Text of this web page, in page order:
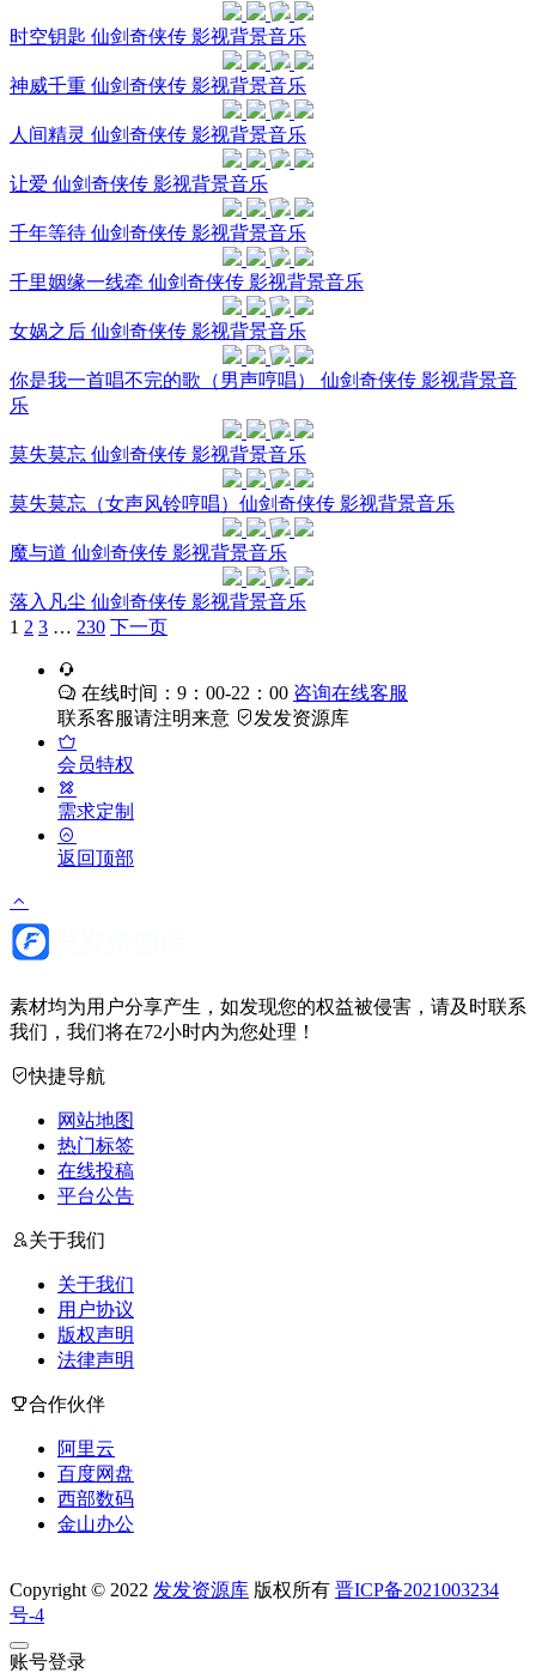
时空钥匙 仙剑奇侠传 影视背景音乐
神威千重 仙剑奇侠传 影视背景音乐
人间精灵 仙剑奇侠传 影视背景音乐
让爱 仙剑奇侠传 影视背景音乐
千年等待 仙剑奇侠传 影视背景音乐
千里姻缘一线牵 仙剑奇侠传 影视背景音乐
女娲之后 仙剑奇侠传 影视背景音乐
你是我一首唱不完的歌（男声哼唱） 仙剑奇侠传 影视背景音
乐
莫失莫忘 仙剑奇侠传 影视背景音乐
莫失莫忘（女声风铃哼唱）仙剑奇侠传 影视背景音乐
魔与道 仙剑奇侠传 影视背景音乐
落入凡尘 仙剑奇侠传 影视背景音乐
1 2 3 … 230 下一页
在线时间：9：00-22：00 咨询在线客服
联系客服请注明来意
发发资源库
会员特权
需求定制
返回顶部
素材均为用户分享产生，如发现您的权益被侵害，请及时联系
我们，我们将在72小时内为您处理！
快捷导航
网站地图
热门标签
在线投稿
平台公告
关于我们
关于我们
用户协议
版权声明
法律声明
合作伙伴
阿里云
百度网盘
西部数码
金山办公
Copyright © 2022 发发资源库 版权所有 晋ICP备2021003234
号-4
账号登录